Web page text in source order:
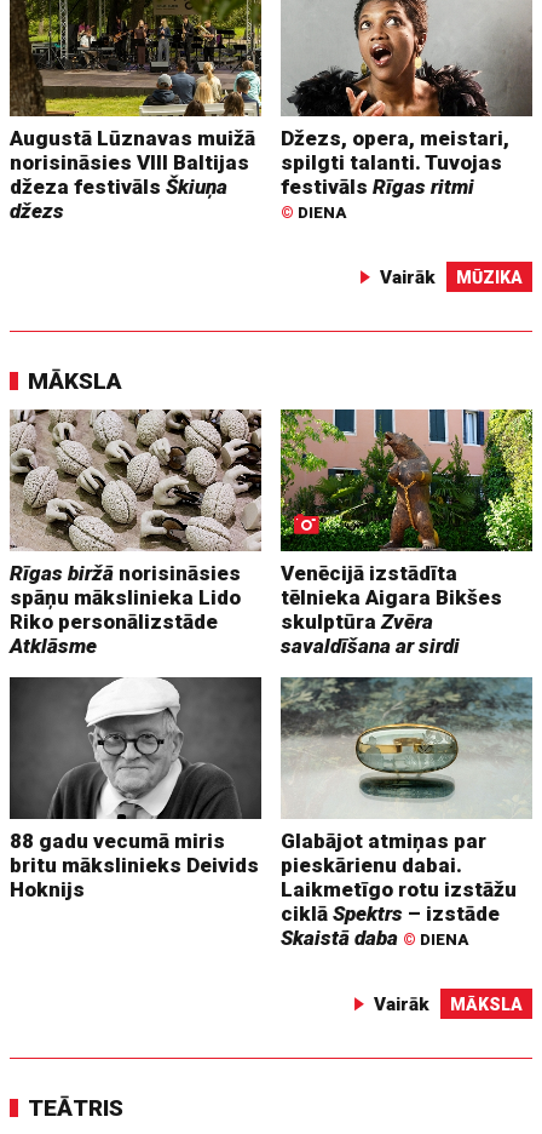
Augustā Lūznavas muižā
norisināsies VIII Baltijas
džeza festivālsŠkiuņa
džezs
Džezs, opera, meistari,
spilgti talanti. Tuvojas
festivālsRīgas ritmi
© DIENA
Vairāk MŪZIKA
MĀKSLA
Rīgas biržā norisināsies
spāņu mākslinieka Lido
Riko personālizstāde
Atklāsme
Venēcijā izstādīta
tēlnieka Aigara Bikšes
skulptūraZvēra
savaldīšana ar sirdi
88 gadu vecumā miris
britu mākslinieks Deivids
Hoknijs
Glabājot atmiņas par
pieskārienu dabai.
Laikmetīgo rotu izstāžu
ciklāSpektrs – izstāde
Skaistā daba © DIENA
Vairāk MĀKSLA
TEĀTRIS